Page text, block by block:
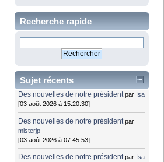
Recherche rapide
Sujet récents
Des nouvelles de notre président par Isa
[03 août 2026 à 15:20:30]
Des nouvelles de notre président par
misterjp
[03 août 2026 à 07:45:53]
Des nouvelles de notre président par Isa